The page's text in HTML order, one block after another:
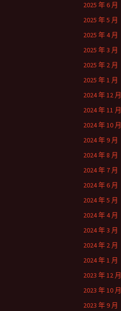
2025 年 6 月
2025 年 5 月
2025 年 4 月
2025 年 3 月
2025 年 2 月
2025 年 1 月
2024 年 12 月
2024 年 11 月
2024 年 10 月
2024 年 9 月
2024 年 8 月
2024 年 7 月
2024 年 6 月
2024 年 5 月
2024 年 4 月
2024 年 3 月
2024 年 2 月
2024 年 1 月
2023 年 12 月
2023 年 10 月
2023 年 9 月